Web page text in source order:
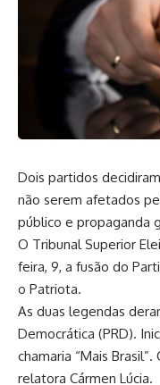
Dois partidos
não serem afetados
público e propaganda
O Tribunal Superior
feira, 9, a fusão do
o Patriota.
As duas legendas
Democrática (PRD).
chamaria “Mais
relatora Cármen Lúcia.